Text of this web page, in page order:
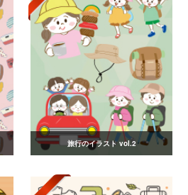
旅行のイラスト vol.2